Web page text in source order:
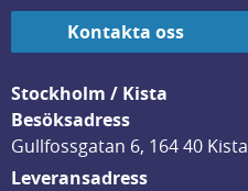
Kontakta oss
Stockholm / Kista
Besöksadress
Gullfossgatan 6, 164 40 Kista
Leveransadress